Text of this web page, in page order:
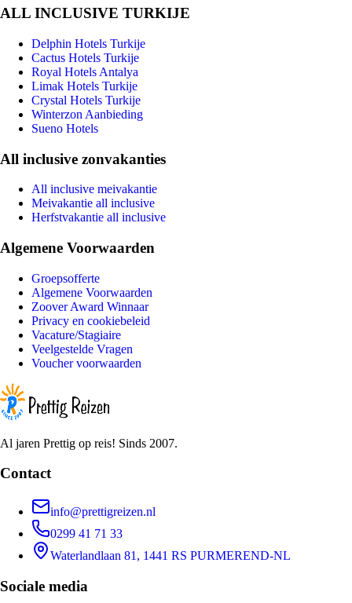
ALL INCLUSIVE TURKIJE
Delphin Hotels Turkije
Cactus Hotels Turkije
Royal Hotels Antalya
Limak Hotels Turkije
Crystal Hotels Turkije
Winterzon Aanbieding
Sueno Hotels
All inclusive zonvakanties
All inclusive meivakantie
Meivakantie all inclusive
Herfstvakantie all inclusive
Algemene Voorwaarden
Groepsofferte
Algemene Voorwaarden
Zoover Award Winnaar
Privacy en cookiebeleid
Vacature/Stagiaire
Veelgestelde Vragen
Voucher voorwaarden
Al jaren Prettig op reis! Sinds 2007.
Contact
info@prettigreizen.nl
0299 41 71 33
Waterlandlaan 81, 1441 RS PURMEREND-NL
Sociale media